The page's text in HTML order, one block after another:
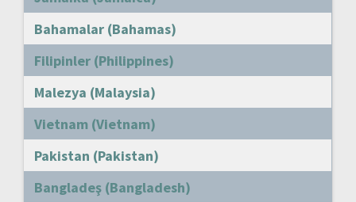
Bahamalar (Bahamas)
Filipinler (Philippines)
Malezya (Malaysia)
Vietnam (Vietnam)
Pakistan (Pakistan)
Bangladeş (Bangladesh)